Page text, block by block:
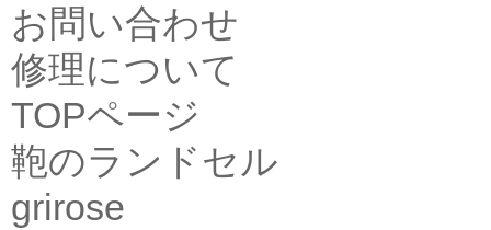
お問い合わせ
修理について
TOPページ
鞄のランドセル
grirose